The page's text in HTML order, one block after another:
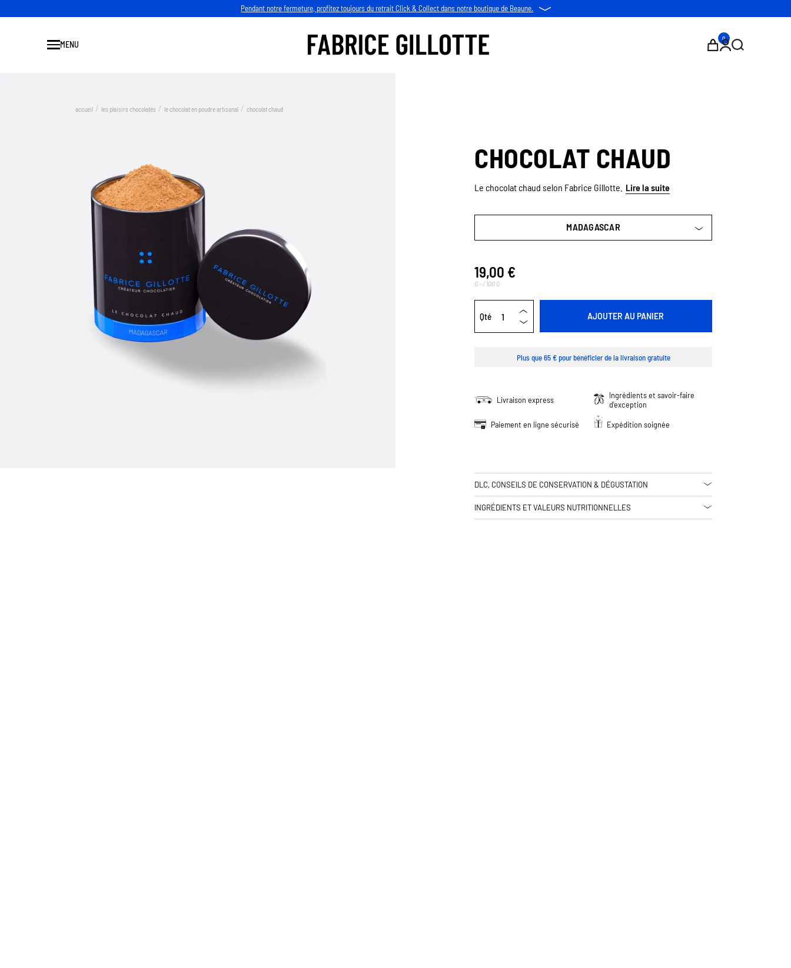
Pendant notre fermeture, profitez toujours du retrait Click & Collect dans notre boutique de Beaune.
MENU
0
accueil les plaisirs chocolatés le chocolat en poudre artisanal chocolat chaud
CHOCOLAT CHAUD
Le chocolat chaud selon Fabrice Gillotte. Lire la suite
MADAGASCAR
19,00 €
G -/ 100 G
Qté AJOUTER AU PANIER
Plus que 65 € pour bénéficier de la livraison gratuite
Livraison express
Ingrédients et savoir-faire
d'exception
Paiement en ligne sécurisé Expédition soignée
DLC, CONSEILS DE CONSERVATION & DÉGUSTATION
INGRÉDIENTS ET VALEURS NUTRITIONNELLES